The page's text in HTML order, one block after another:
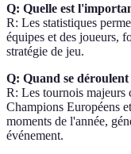
Q: Quelle est
R: Les statistiques
équipes et des joueurs,
stratégie de jeu.
Q: Quand se
R: Les tournois majeurs
Champions Européens
moments de l'année,
événement.